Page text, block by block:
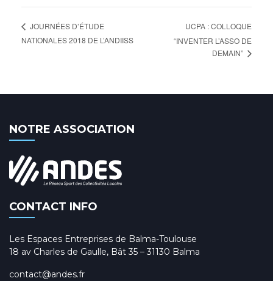
JOURNÉES D’ÉTUDE
NATIONALES 2018 DE L’ANDIISS
UCPA : COLLOQUE
“INVENTER L’ASSO DE
DEMAIN”
NOTRE ASSOCIATION
CONTACT INFO
Les Espaces Entreprises de Balma-Toulouse
18 av Charles de Gaulle, Bât 35 – 31130 Balma
contact@andes.fr